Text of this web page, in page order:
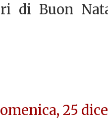
di Buon
25